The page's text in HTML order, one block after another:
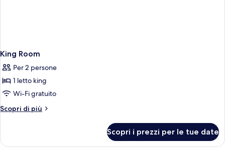
King Room
Per 2 persone
1 letto king
Wi-Fi gratuito
Scopri di più
Altri
Room
Scopri i prezzi per le tue date